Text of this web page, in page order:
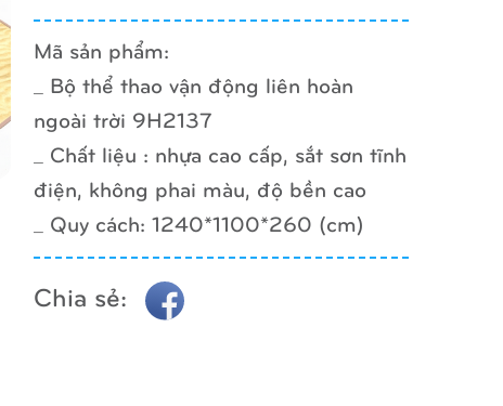
Mã sản phẩm:
_ Bộ thể thao vận động liên hoàn
ngoài trời 9H2137
_ Chất liệu : nhựa cao cấp, sắt sơn tĩnh
điện, không phai màu, độ bền cao
_ Quy cách: 1240*1100*260 (cm)
Chia sẻ: